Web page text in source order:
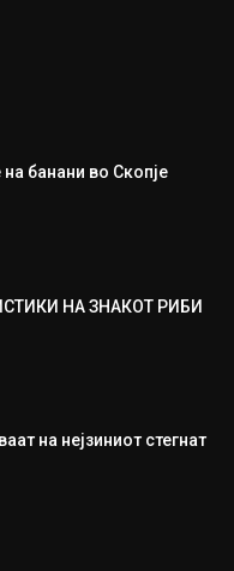
банани во Скопје
НА ЗНАКОТ РИБИ
на нејзиниот стегнат